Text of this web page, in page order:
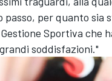
per quanto sia
Sportiva che
soddisfazioni."